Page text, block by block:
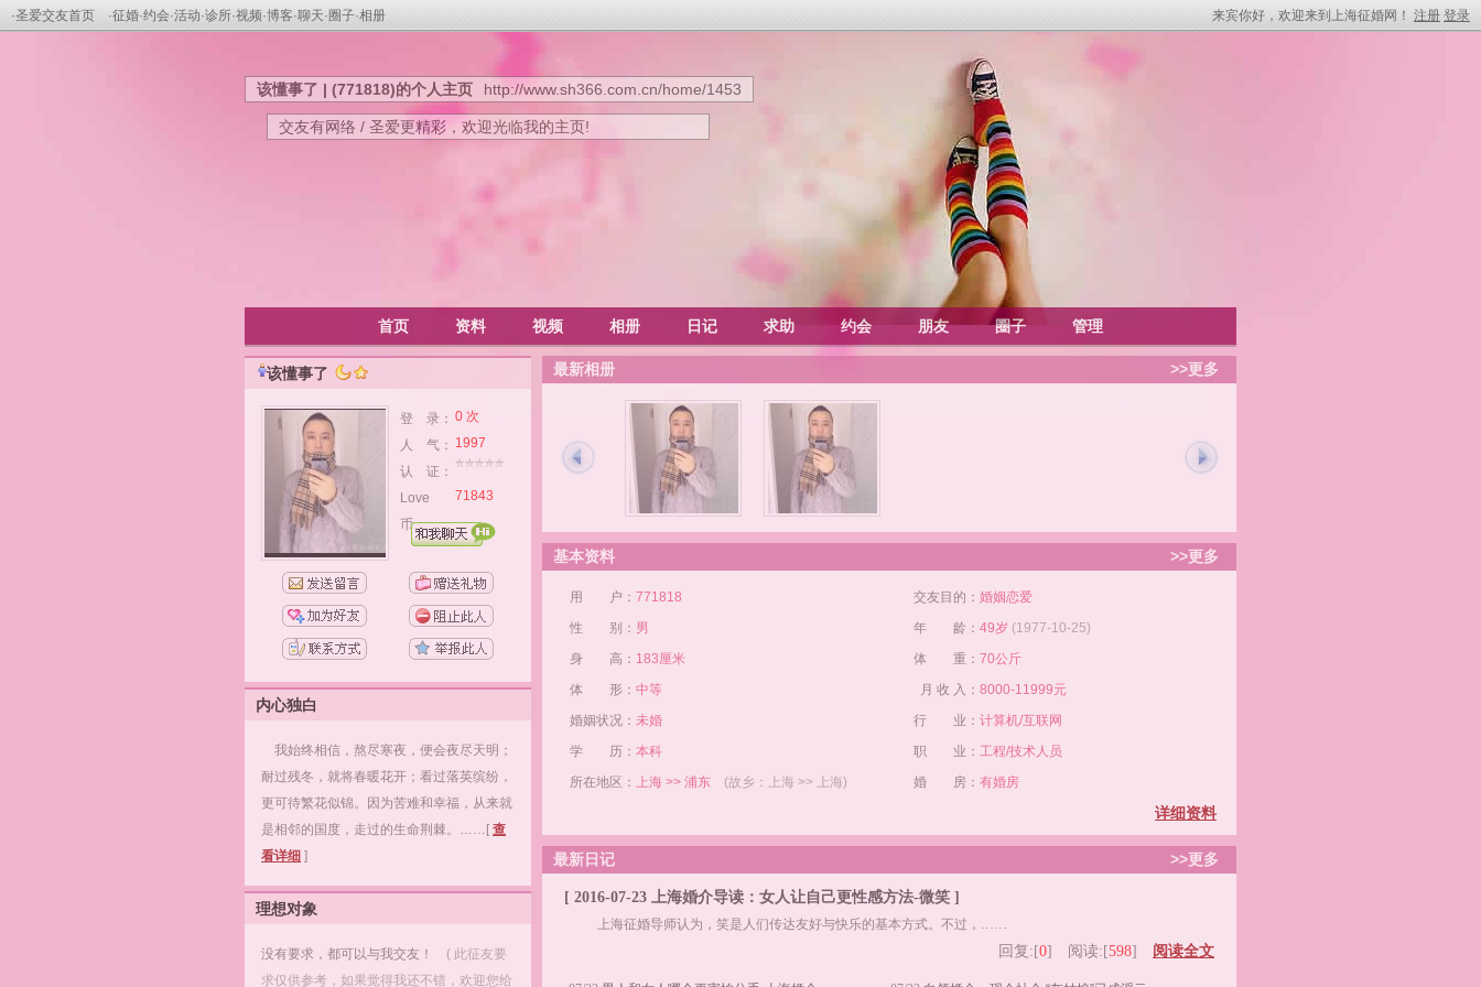
·圣爱交友首页 ·征婚·约会·活动·诊所·视频·博客·聊天· 圈子·相册 来宾你好，欢迎来到上海征婚网！ 注册 登录
该懂事了 | (771818)的个人主页 http://www.sh366.com.cn/home/1453
交友有网络 / 圣爱更精彩，欢迎光临我的主页!
首页 资料 视频 相册 日记 求助 约会 朋友 圈子 管理
该懂事了
登 录： 0 次
人 气： 1997
认 证：
Love
币：
71843
内心独白
我始终相信，熬尽寒夜，便会夜尽天明；
耐过残冬，就将春暖花开；看过落英缤纷，
更可待繁花似锦。因为苦难和幸福，从来就
是相邻的国度，走过的生命荆棘。……[ 查
看详细 ]
理想对象
没有要求，都可以与我交友！ ( 此征友要
求仅供参考，如果觉得我还不错，欢迎您给
最新相册 >>更多
基本资料 >>更多
用 户： 771818
性 别： 男
身 高： 183厘米
体 形： 中等
婚姻状况： 未婚
学 历： 本科
所在地区： 上海 >> 浦东 (故乡：上海 >> 上海)
交友目的： 婚姻恋爱
年 龄： 49岁 (1977-10-25)
体 重： 70公斤
月 收 入： 8000-11999元
行 业： 计算机/互联网
职 业： 工程/技术人员
婚 房： 有婚房
详细资料
最新日记 >>更多
[ 2016-07-23 上海婚介导读：女人让自己更性感方法-微笑 ]
上海征婚导师认为，笑是人们传达友好与快乐的基本方式。不过，……
回复:[0] 阅读:[598] 阅读全文